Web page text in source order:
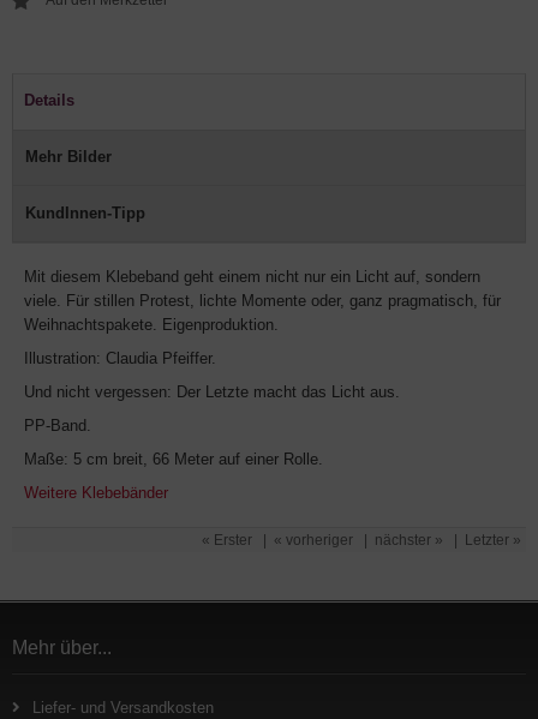
Details
Mehr Bilder
KundInnen-Tipp
Mit diesem Klebeband geht einem nicht nur ein Licht auf, sondern
viele. Für stillen Protest, lichte Momente oder, ganz pragmatisch, für
Weihnachtspakete. Eigenproduktion.
Illustration: Claudia Pfeiffer.
Und nicht vergessen: Der Letzte macht das Licht aus.
PP-Band.
Maße: 5 cm breit, 66 Meter auf einer Rolle.
Weitere Klebebänder
« Erster « vorheriger nächster » Letzter »
Mehr über...
Liefer- und Versandkosten